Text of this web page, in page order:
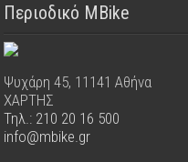
Περιοδικό MBike
Ψυχάρη 45, 11141 Αθήνα
ΧΑΡΤΗΣ
Τηλ.: 210 20 16 500
info@mbike.gr